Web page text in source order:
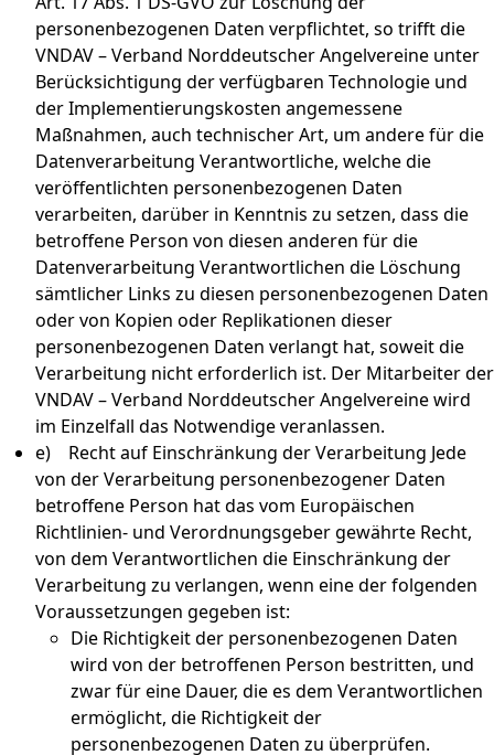
personenbezogenen Daten verpflichtet, so trifft die
VNDAV – Verband Norddeutscher Angelvereine unter
Berücksichtigung der verfügbaren Technologie und
der Implementierungskosten angemessene
Maßnahmen, auch technischer Art, um andere für die
Datenverarbeitung Verantwortliche, welche die
veröffentlichten personenbezogenen Daten
verarbeiten, darüber in Kenntnis zu setzen, dass die
betroffene Person von diesen anderen für die
Datenverarbeitung Verantwortlichen die Löschung
sämtlicher Links zu diesen personenbezogenen Daten
oder von Kopien oder Replikationen dieser
personenbezogenen Daten verlangt hat, soweit die
Verarbeitung nicht erforderlich ist. Der Mitarbeiter der
VNDAV – Verband Norddeutscher Angelvereine wird
im Einzelfall das Notwendige veranlassen.
e) Recht auf Einschränkung der Verarbeitung Jede
von der Verarbeitung personenbezogener Daten
betroffene Person hat das vom Europäischen
Richtlinien- und Verordnungsgeber gewährte Recht,
von dem Verantwortlichen die Einschränkung der
Verarbeitung zu verlangen, wenn eine der folgenden
Voraussetzungen gegeben ist:
Die Richtigkeit der personenbezogenen Daten
wird von der betroffenen Person bestritten, und
zwar für eine Dauer, die es dem Verantwortlichen
ermöglicht, die Richtigkeit der
personenbezogenen Daten zu überprüfen.